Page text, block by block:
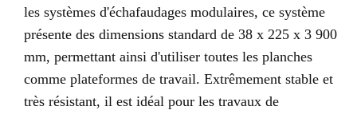
les systèmes d'échafaudages modulaires, ce système
présente des dimensions standard de 38 x 225 x 3 900
mm, permettant ainsi d'utiliser toutes les planches
comme plateformes de travail. Extrêmement stable et
très résistant, il est idéal pour les travaux de